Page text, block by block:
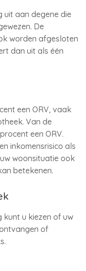
uit aan degene die
De
worden afgesloten
dan uit als één
een ORV, vaak
Van de
een ORV.
inkomensrisico als
woonsituatie ook
betekenen.
kunt u kiezen of uw
of